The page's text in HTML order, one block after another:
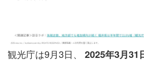
観光庁は9月3日、 2025年3月31